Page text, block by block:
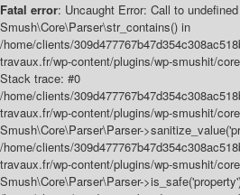
Fatal error: Uncaught Error: Call to
Smush\Core\Parser\str_contains() in
/home/clients/
travaux.fr/wp-content/plugins/wp-smushit/
Stack trace: #0
/home/clients/
travaux.fr/wp-content/plugins/wp-smushit/
Smush\Core\Parser\Parser-
/home/clients/
travaux.fr/wp-content/plugins/wp-smushit/
Smush\Core\Parser\Parser-